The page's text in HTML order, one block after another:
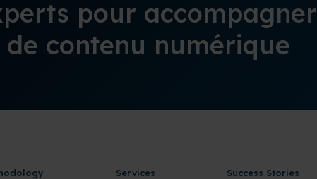
pour accompagner
contenu numérique
Services Success Stories